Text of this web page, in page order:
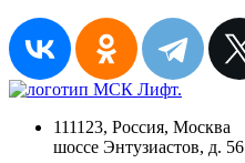
111123, Россия, Москва
шоссе Энтузиастов, д. 56